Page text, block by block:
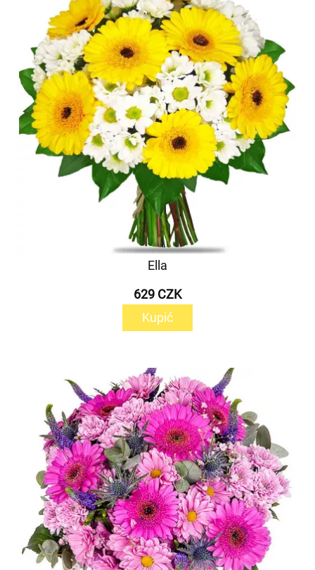
Ella
629 CZK
Kupić